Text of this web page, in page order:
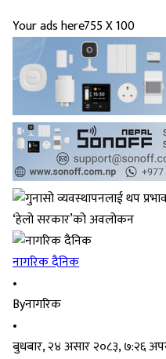
Your ads here755 X 100
नागरिक दैनिक
•
Byनागरिक
•
बुधबार, २४ असार २०८३, ७:२६